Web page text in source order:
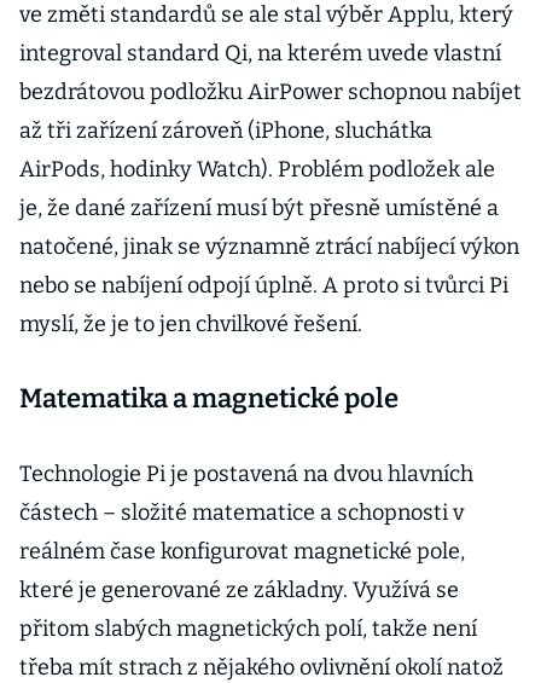
ve změti standardů se ale stal výběr Applu, který
integroval standard Qi, na kterém uvede vlastní
bezdrátovou podložku AirPower schopnou nabíjet
až tři zařízení zároveň (iPhone, sluchátka
AirPods, hodinky Watch). Problém podložek ale
je, že dané zařízení musí být přesně umístěné a
natočené, jinak se významně ztrácí nabíjecí výkon
nebo se nabíjení odpojí úplně. A proto si tvůrci Pi
myslí, že je to jen chvilkové řešení.
Matematika a magnetické pole
Technologie Pi je postavená na dvou hlavních
částech – složité matematice a schopnosti v
reálném čase konfigurovat magnetické pole,
které je generované ze základny. Využívá se
přitom slabých magnetických polí, takže není
třeba mít strach z nějakého ovlivnění okolí natož